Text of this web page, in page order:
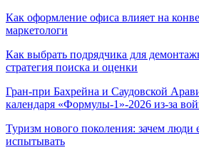
Как оформление офиса влияет на
маркетологи
Как выбрать подрядчика для
стратегия поиска и оценки
Гран-при Бахрейна и Саудовской
календаря «Формулы-1»-2026 из-за
Туризм нового поколения: зачем люди
испытывать